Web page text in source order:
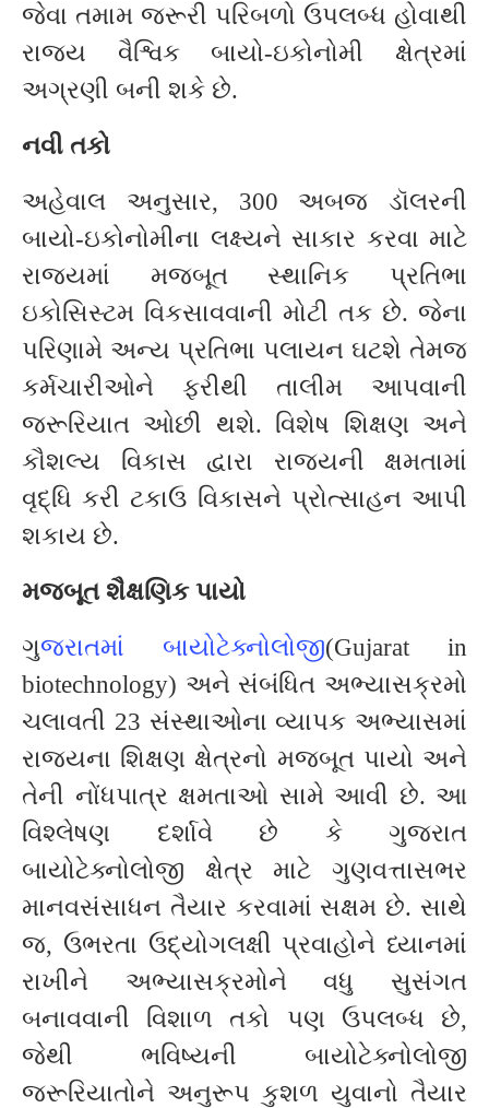
જેવા તમામ જરૂરી પરિબળો ઉપલબ્ધ હોવાથી
રાજ્ય વૈશ્વિક બાયો-ઇકોનોમી ક્ષેત્રમાં
અગ્રણી બની શકે છે.
નવી તકો
અહેવાલ અનુસાર, 300 અબજ ડૉલરની
બાયો-ઇકોનોમીના લક્ષ્યને સાકાર કરવા માટે
રાજ્યમાં મજબૂત સ્થાનિક પ્રતિભા
ઇકોસિસ્ટમ વિકસાવવાની મોટી તક છે. જેના
પરિણામે અન્ય પ્રતિભા પલાયન ઘટશે તેમજ
કર્મચારીઓને ફરીથી તાલીમ આપવાની
જરૂરિયાત ઓછી થશે. વિશેષ શિક્ષણ અને
કૌશલ્ય વિકાસ દ્વારા રાજ્યની ક્ષમતામાં
વૃદ્ધિ કરી ટકાઉ વિકાસને પ્રોત્સાહન આપી
શકાય છે.
મજબૂત શૈક્ષણિક પાયો
ગુજરાતમાં બાયોટેક્નોલોજી(Gujarat in
biotechnology) અને સંબંધિત અભ્યાસક્રમો
ચલાવતી 23 સંસ્થાઓના વ્યાપક અભ્યાસમાં
રાજ્યના શિક્ષણ ક્ષેત્રનો મજબૂત પાયો અને
તેની નોંધપાત્ર ક્ષમતાઓ સામે આવી છે. આ
વિશ્લેષણ દર્શાવે છે કે ગુજરાત
બાયોટેક્નોલોજી ક્ષેત્ર માટે ગુણવત્તાસભર
માનવસંસાધન તૈયાર કરવામાં સક્ષમ છે. સાથે
જ, ઉભરતા ઉદ્યોગલક્ષી પ્રવાહોને ધ્યાનમાં
રાખીને અભ્યાસક્રમોને વધુ સુસંગત
બનાવવાની વિશાળ તકો પણ ઉપલબ્ધ છે,
જેથી ભવિષ્યની બાયોટેક્નોલોજી
જરૂરિયાતોને અનુરૂપ કુશળ યુવાનો તૈયાર